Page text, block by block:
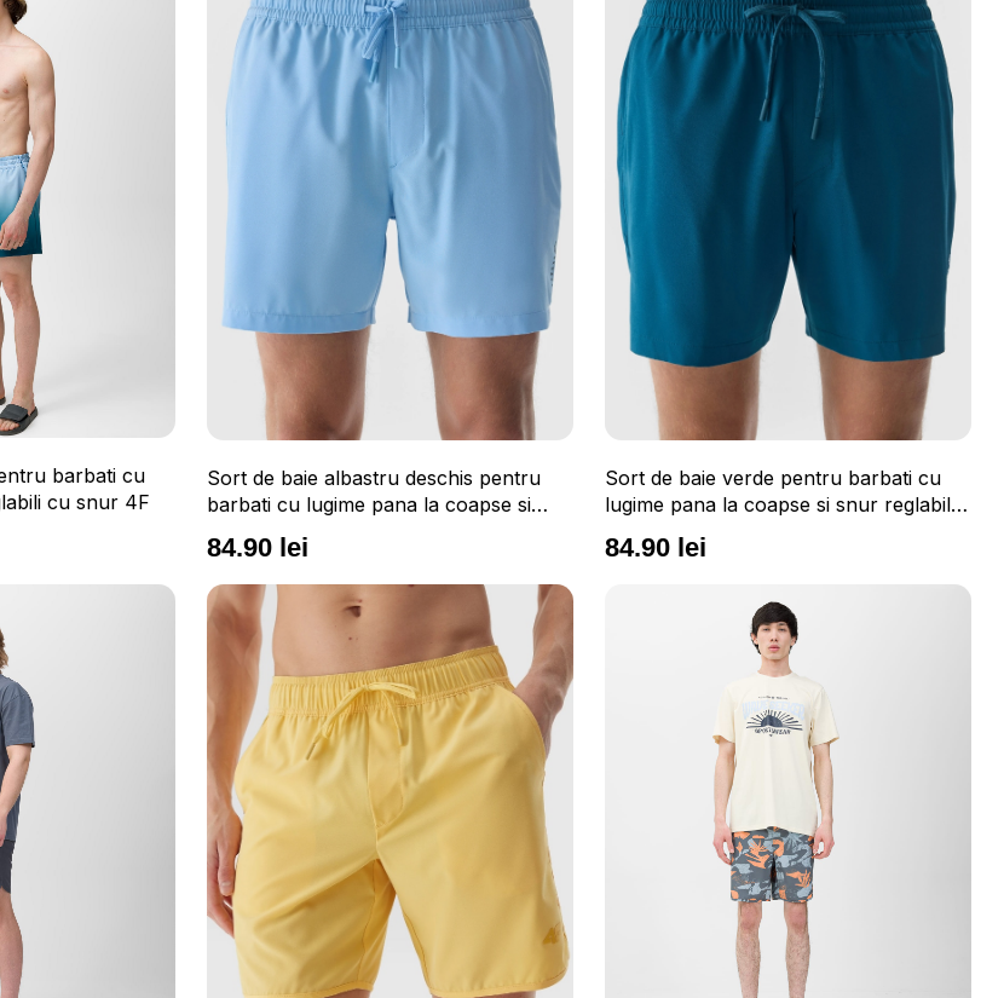
barbati cu
cu snur 4F
Sort de baie albastru deschis pentru
barbati cu lugime pana la coapse si
snur reglabil in talie 4F
84.90 lei
Sort de baie verde pentru barbati cu
lugime pana la coapse si snur reglabil
in talie 4F
84.90 lei